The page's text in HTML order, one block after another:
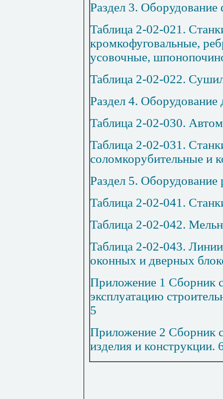
Раздел 3. Оборудование
Таблица 2-02-021.
кромкофуговальные,
усовочные,
Таблица 2-02-022.
Раздел 4. Оборудование
Таблица 2-02-030.
Таблица 2-02-031.
соломкорубительные и
Раздел 5. Оборудование
Таблица 2-02-041.
Таблица 2-02-042.
Таблица 2-02-043.
оконных и дверных
Приложение 1 Сборник
эксплуатацию
5
Приложение 2 Сборник
изделия и конструкции.